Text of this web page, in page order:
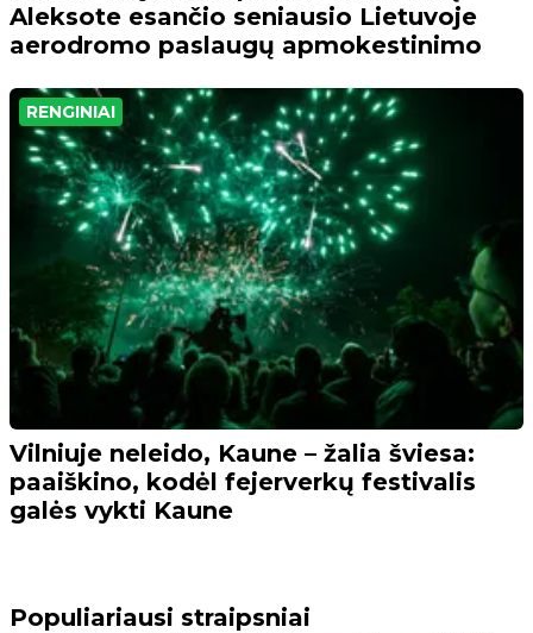
Aleksote esančio seniausio Lietuvoje
aerodromo paslaugų apmokestinimo
RENGINIAI
Vilniuje neleido, Kaune – žalia šviesa:
paaiškino, kodėl fejerverkų festivalis
galės vykti Kaune
Populiariausi straipsniai